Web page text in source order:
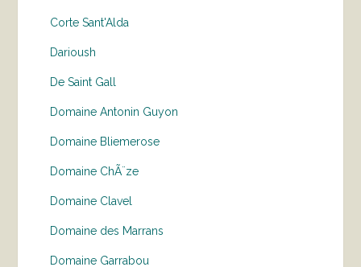
Corte Sant'Alda
Darioush
De Saint Gall
Domaine Antonin Guyon
Domaine Bliemerose
Domaine ChÃ¨ze
Domaine Clavel
Domaine des Marrans
Domaine Garrabou